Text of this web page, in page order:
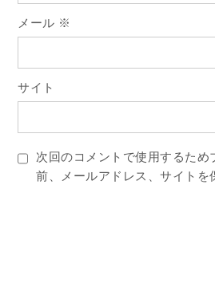
メール ※
サイト
次回のコメントで使用するため
前、メールアドレス、サイトを